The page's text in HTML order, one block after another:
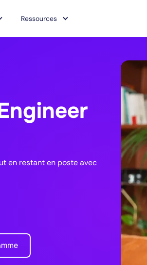
Ressources
en restant en poste avec